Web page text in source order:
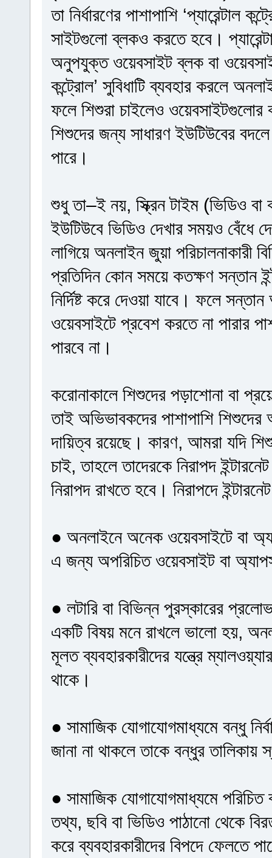
তা নির্ধারণের পাশাপাশি
সাইটগুলো ব্লকও করতে হবে।
অনুপযুক্ত ওয়েবসাইট ব্লক বা
কন্ট্রোল’ সুবিধাটি ব্যবহার করলে
ফলে শিশুরা চাইলেও ওয়েবসাইটগুলোর
শিশুদের জন্য সাধারণ ইউটিউবের
পারে।
শুধু তা–ই নয়, স্ক্রিন টাইম (ভিডিও বা
ইউটিউবে ভিডিও দেখার সময়ও বেঁধে
লাগিয়ে অনলাইন জুয়া পরিচালনাকারী
প্রতিদিন কোন সময়ে কতক্ষণ সন্তান
নির্দিষ্ট করে দেওয়া যাবে। ফলে
ওয়েবসাইটে প্রবেশ করতে না পারার
পারবে না।
করোনাকালে শিশুদের পড়াশোনা বা
তাই অভিভাবকদের পাশাপাশি শিশুদের
দায়িত্ব রয়েছে। কারণ, আমরা যদি
চাই, তাহলে তাদেরকে নিরাপদ
নিরাপদ রাখতে হবে। নিরাপদে
● অনলাইনে অনেক ওয়েবসাইটে বা
এ জন্য অপরিচিত ওয়েবসাইট বা
● লটারি বা বিভিন্ন পুরস্কারের
একটি বিষয় মনে রাখলে ভালো হয়,
মূলত ব্যবহারকারীদের যন্ত্রে
থাকে।
● সামাজিক যোগাযোগমাধ্যমে বন্ধু
জানা না থাকলে তাকে বন্ধুর তালিকায়
● সামাজিক যোগাযোগমাধ্যমে
তথ্য, ছবি বা ভিডিও পাঠানো থেকে
করে ব্যবহারকারীদের বিপদে ফেলতে